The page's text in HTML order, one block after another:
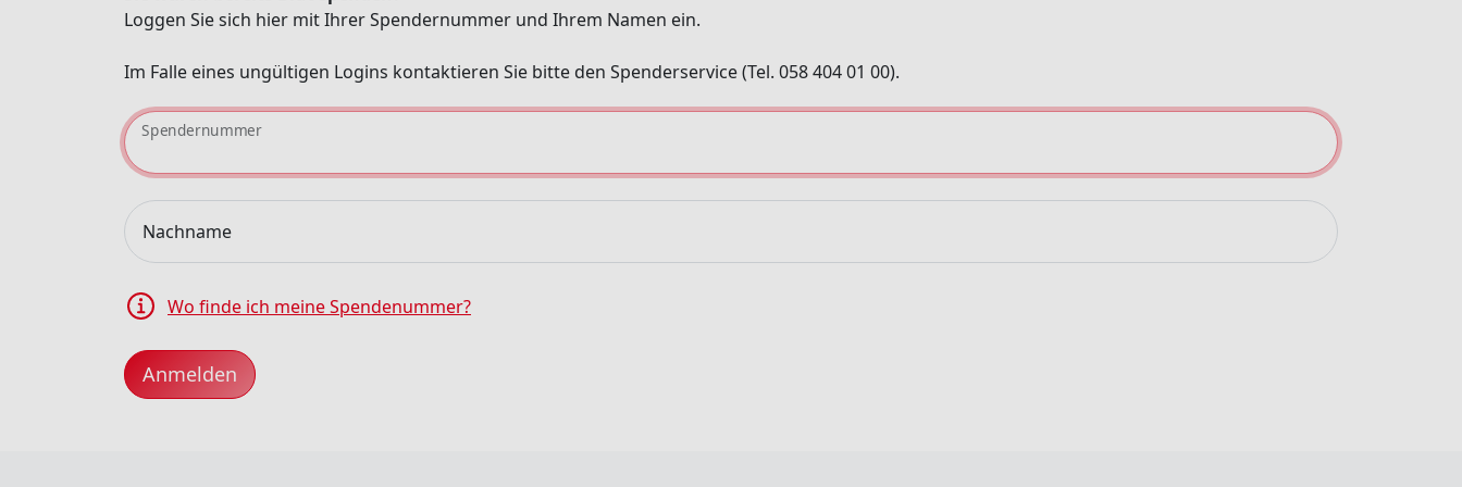
Loggen Sie sich hier mit Ihrer Spendernummer und Ihrem Namen ein.
Im Falle eines ungültigen Logins kontaktieren Sie bitte den Spenderservice (Tel. 058 404 01 00).
Spendernummer
Nachname
Wo finde ich meine Spendenummer?